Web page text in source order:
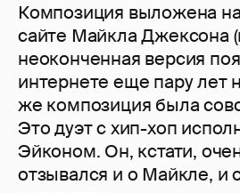
Композиция выложена
сайте Майкла Джексона
неоконченная версия
интернете еще пару лет
же композиция была
Это дуэт с хип-хоп
Эйконом. Он, кстати,
отзывался и о Майкле, и